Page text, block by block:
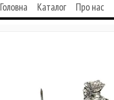
Головна Каталог Про нас